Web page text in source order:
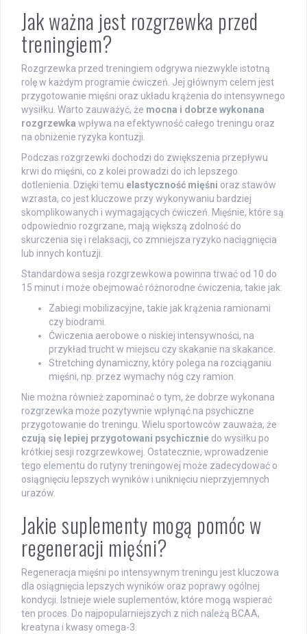
Jak ważna jest rozgrzewka przed
treningiem?
Rozgrzewka przed treningiem odgrywa niezwykle istotną
rolę w każdym programie ćwiczeń. Jej głównym celem jest
przygotowanie mięśni oraz układu krążenia do intensywnego
wysiłku. Warto zauważyć, że mocna i dobrze wykonana
rozgrzewka wpływa na efektywność całego treningu oraz
na obniżenie ryzyka kontuzji.
Podczas rozgrzewki dochodzi do zwiększenia przepływu
krwi do mięśni, co z kolei prowadzi do ich lepszego
dotlenienia. Dzięki temu elastyczność mięśni oraz stawów
wzrasta, co jest kluczowe przy wykonywaniu bardziej
skomplikowanych i wymagających ćwiczeń. Mięśnie, które są
odpowiednio rozgrzane, mają większą zdolność do
skurczenia się i relaksacji, co zmniejsza ryzyko naciągnięcia
lub innych kontuzji.
Standardowa sesja rozgrzewkowa powinna trwać od 10 do
15 minut i może obejmować różnorodne ćwiczenia, takie jak:
Zabiegi mobilizacyjne, takie jak krążenia ramionami
czy biodrami.
Ćwiczenia aerobowe o niskiej intensywności, na
przykład trucht w miejscu czy skakanie na skakance.
Stretching dynamiczny, który polega na rozciąganiu
mięśni, np. przez wymachy nóg czy ramion.
Nie można również zapominać o tym, że dobrze wykonana
rozgrzewka może pozytywnie wpłynąć na psychiczne
przygotowanie do treningu. Wielu sportowców zauważa, że
czują się lepiej przygotowani psychicznie do wysiłku po
krótkiej sesji rozgrzewkowej. Ostatecznie, wprowadzenie
tego elementu do rutyny treningowej może zadecydować o
osiągnięciu lepszych wyników i uniknięciu nieprzyjemnych
urazów.
Jakie suplementy mogą pomóc w
regeneracji mięśni?
Regeneracja mięśni po intensywnym treningu jest kluczowa
dla osiągnięcia lepszych wyników oraz poprawy ogólnej
kondycji. Istnieje wiele suplementów, które mogą wspierać
ten proces. Do najpopularniejszych z nich należą BCAA,
kreatyna i kwasy omega-3.